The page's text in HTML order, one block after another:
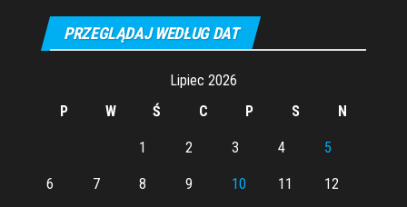
PRZEGLĄDAJ WEDŁUG DAT
Lipiec 2026
P
W Ś C P S N
1 2 3 4 5
6 7 8 9 10 11 12